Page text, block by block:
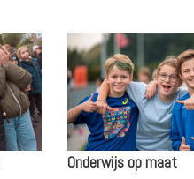
Onderwijs op maat